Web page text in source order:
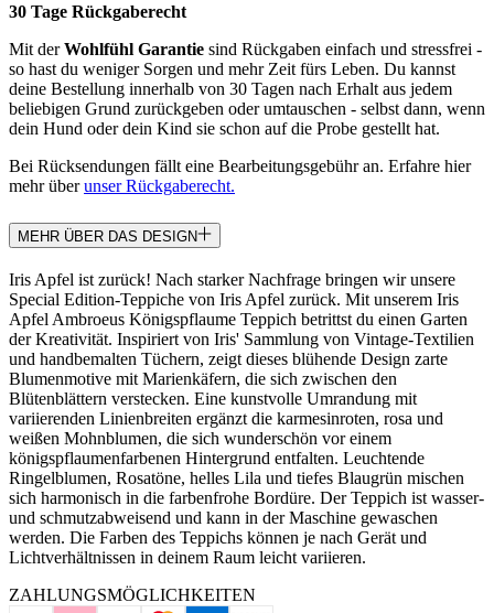
30 Tage Rückgaberecht
Mit derWohlfühl Garantie sind Rückgaben einfach und stressfrei -
so hast du weniger Sorgen und mehr Zeit fürs Leben. Du kannst
deine Bestellung innerhalb von 30 Tagen nach Erhalt aus jedem
beliebigen Grund zurückgeben oder umtauschen - selbst dann, wenn
dein Hund oder dein Kind sie schon auf die Probe gestellt hat.
Bei Rücksendungen fällt eine Bearbeitungsgebühr an. Erfahre hier
mehr überunser Rückgaberecht.
MEHR ÜBER DAS DESIGN
Iris Apfel ist zurück! Nach starker Nachfrage bringen wir unsere
Special Edition-Teppiche von Iris Apfel zurück. Mit unserem Iris
Apfel Ambroeus Königspflaume Teppich betrittst du einen Garten
der Kreativität. Inspiriert von Iris' Sammlung von Vintage-Textilien
und handbemalten Tüchern, zeigt dieses blühende Design zarte
Blumenmotive mit Marienkäfern, die sich zwischen den
Blütenblättern verstecken. Eine kunstvolle Umrandung mit
variierenden Linienbreiten ergänzt die karmesinroten, rosa und
weißen Mohnblumen, die sich wunderschön vor einem
königspflaumenfarbenen Hintergrund entfalten. Leuchtende
Ringelblumen, Rosatöne, helles Lila und tiefes Blaugrün mischen
sich harmonisch in die farbenfrohe Bordüre. Der Teppich ist wasser-
und schmutzabweisend und kann in der Maschine gewaschen
werden. Die Farben des Teppichs können je nach Gerät und
Lichtverhältnissen in deinem Raum leicht variieren.
ZAHLUNGSMÖGLICHKEITEN